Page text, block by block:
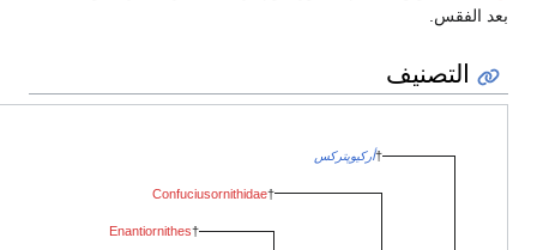
الفقس.
التصنيف
†أركيوپتركس
†
Confuciusornithidae
†
Enantiornithes